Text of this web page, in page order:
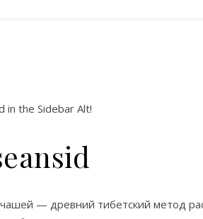
in the Sidebar Alt!
— древний тибетский метод